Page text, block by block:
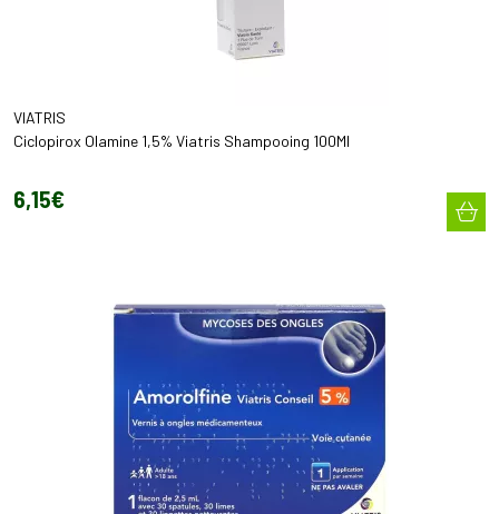
VIATRIS
Ciclopirox Olamine 1,5% Viatris Shampooing 100Ml
6,15€